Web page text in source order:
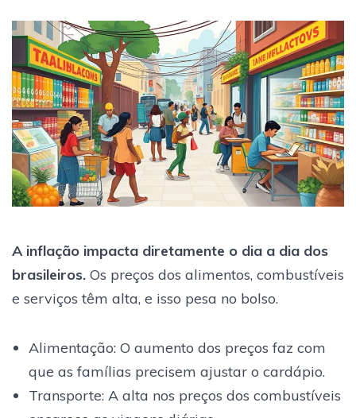
A inflação impacta diretamente o dia a dia dos
brasileiros. Os preços dos alimentos, combustíveis
e serviços têm alta, e isso pesa no bolso.
Alimentação: O aumento dos preços faz com
que as famílias precisem ajustar o cardápio.
Transporte: A alta nos preços dos combustíveis